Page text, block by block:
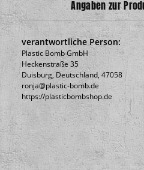
Angaben zur
verantwortliche Person:
Plastic Bomb GmbH
Heckenstraße 35
Duisburg, Deutschland, 47058
ronja@plastic-bomb.de
https://plasticbombshop.de